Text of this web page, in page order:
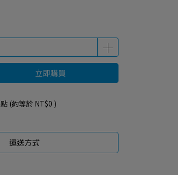
立即購買
點 (約等於 NT$0 )
運送方式